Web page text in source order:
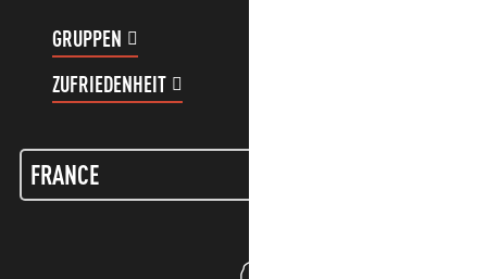
GRUPPEN
ZUFRIEDENHEIT